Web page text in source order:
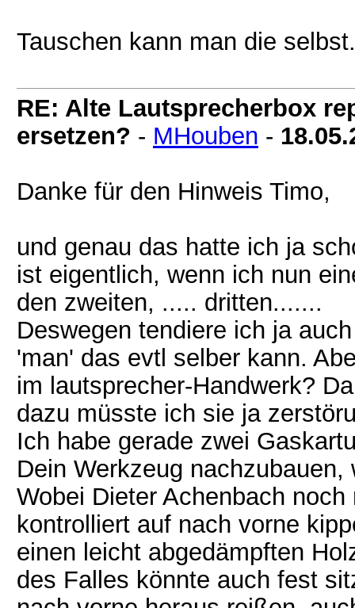
Tauschen kann man die selbst.
RE: Alte Lautsprecherbox
ersetzen? - MHouben -
Danke für den Hinweis Timo,
und genau das hatte ich ja
ist eigentlich, wenn ich nun
den zweiten, ..... dritten.......
Deswegen tendiere ich ja
'man' das evtl selber kann.
im lautsprecher-Handwerk?
dazu müsste ich sie ja
Ich habe gerade zwei
Dein Werkzeug
Wobei Dieter Achenbach
kontrolliert auf nach vorne
einen leicht abgedämpften
des Falles könnte auch fest